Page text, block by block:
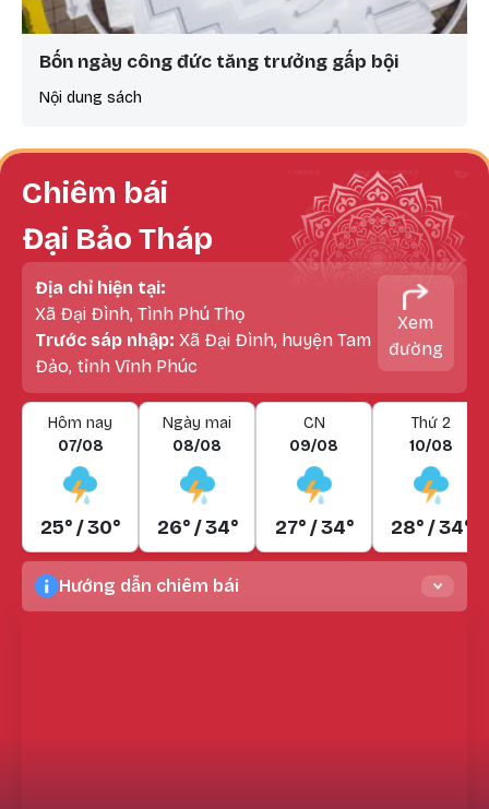
Bốn ngày công đức tăng trưởng gấp bội
Nội dung sách
Chiêm bái
Đại Bảo Tháp
Địa chỉ hiện tại:
Xã Đại Đình, Tình Phú Thọ
Trước sáp nhập: Xã Đại Đình, huyện Tam
Đảo, tỉnh Vĩnh Phúc
Xem
đường
Hôm nay
07/08
25° / 30°
Ngày mai
08/08
26° / 34°
CN
09/08
27° / 34°
Thứ 2
10/08
28° / 34°
Hướng dẫn chiêm bái